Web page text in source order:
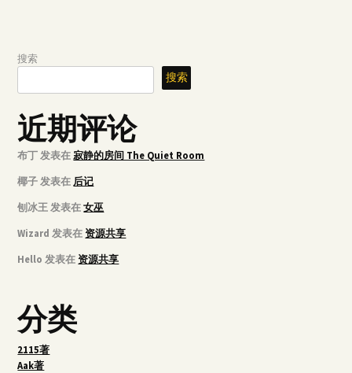
搜索
搜索
近期评论
布丁 发表在 寂静的房间 The Quiet Room
椰子 发表在 后记
刨冰王 发表在女巫
Wizard 发表在资源共享
Hello 发表在资源共享
分类
2115著
Aak著